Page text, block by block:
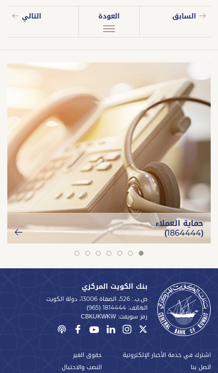
السابق العودة التالي
حماية العملاء
(1864444)
slide
1
slide
2
slide
slide
4
slide
slide
6
slide
بنك الكويت المركزي
ص.ب.: 526، الصفاة 13006، دولة الكويت
الهاتف: (965) 1814444
رمز سويفت:CBKUKWKW
اشترك في خدمة الأخبار الإلكترونية
اتصل بنا
حقوق الغير
النصب والاحتيال